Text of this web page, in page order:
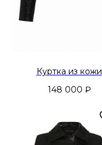
Куртка из кожи
148 000 ₽